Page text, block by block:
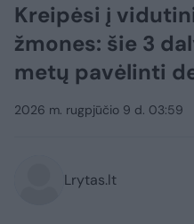
Kreipėsi į
žmones: šie 3
metų pavėlinti
2026 m. rugpjūčio 9 d. 03:59
Lrytas.lt